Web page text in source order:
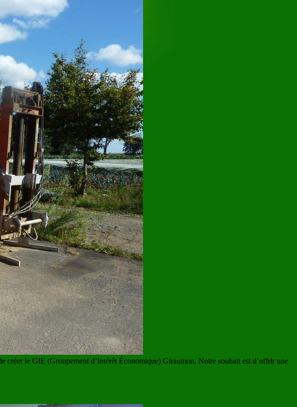
créer le GIE (Groupement d’Intérêt Économique) Giraumon. Notre souhait est d’offrir une